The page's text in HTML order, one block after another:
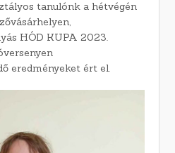
tanulónk a hétvégén
HÓD KUPA 2023.
eredményeket ért el.